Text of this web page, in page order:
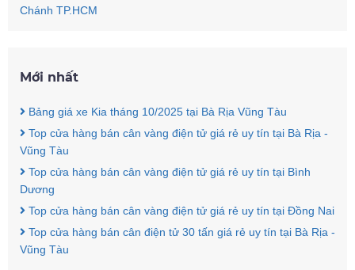
Chánh TP.HCM
Mới nhất
Bảng giá xe Kia tháng 10/2025 tại Bà Rịa Vũng Tàu
Top cửa hàng bán cân vàng điện tử giá rẻ uy tín tại Bà Rịa -
Vũng Tàu
Top cửa hàng bán cân vàng điện tử giá rẻ uy tín tại Bình
Dương
Top cửa hàng bán cân vàng điện tử giá rẻ uy tín tại Đồng Nai
Top cửa hàng bán cân điện tử 30 tấn giá rẻ uy tín tại Bà Rịa -
Vũng Tàu